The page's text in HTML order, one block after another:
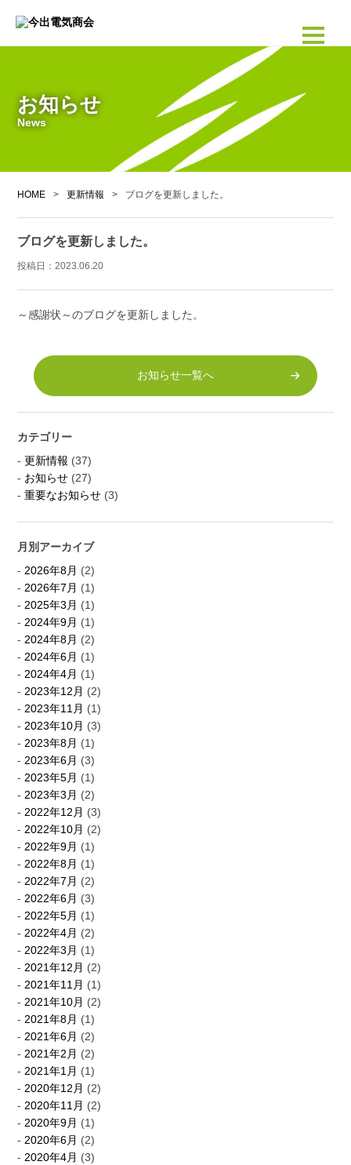
お知らせ
News
HOME > 更新情報 > ブログを更新しました。
ブログを更新しました。
投稿日：2023.06.20
～感謝状～のブログを更新しました。
お知らせ一覧へ
カテゴリー
更新情報 (37)
お知らせ (27)
重要なお知らせ (3)
月別アーカイブ
2026年8月 (2)
2026年7月 (1)
2025年3月 (1)
2024年9月 (1)
2024年8月 (2)
2024年6月 (1)
2024年4月 (1)
2023年12月 (2)
2023年11月 (1)
2023年10月 (3)
2023年8月 (1)
2023年6月 (3)
2023年5月 (1)
2023年3月 (2)
2022年12月 (3)
2022年10月 (2)
2022年9月 (1)
2022年8月 (1)
2022年7月 (2)
2022年6月 (3)
2022年5月 (1)
2022年4月 (2)
2022年3月 (1)
2021年12月 (2)
2021年11月 (1)
2021年10月 (2)
2021年8月 (1)
2021年6月 (2)
2021年2月 (2)
2021年1月 (1)
2020年12月 (2)
2020年11月 (2)
2020年9月 (1)
2020年6月 (2)
2020年4月 (3)